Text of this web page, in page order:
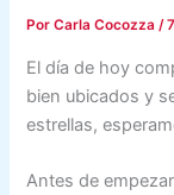
PorCarla Cocozza/
El día de hoy
bien ubicados y
estrellas,
Antes de